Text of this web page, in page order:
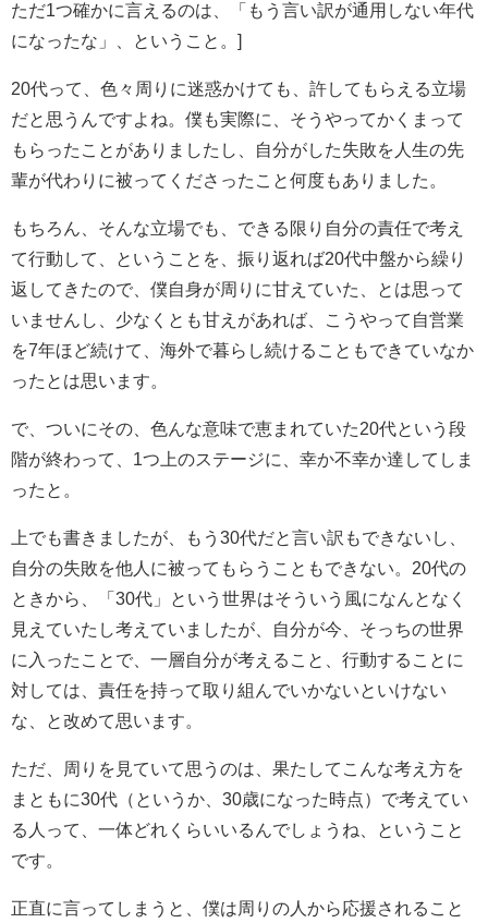
ただ1つ確かに言えるのは、「もう言い訳が通用しない年代
になったな」、ということ。]
20代って、色々周りに迷惑かけても、許してもらえる立場
だと思うんですよね。僕も実際に、そうやってかくまって
もらったことがありましたし、自分がした失敗を人生の先
輩が代わりに被ってくださったこと何度もありました。
もちろん、そんな立場でも、できる限り自分の責任で考え
て行動して、ということを、振り返れば20代中盤から繰り
返してきたので、僕自身が周りに甘えていた、とは思って
いませんし、少なくとも甘えがあれば、こうやって自営業
を7年ほど続けて、海外で暮らし続けることもできていなか
ったとは思います。
で、ついにその、色んな意味で恵まれていた20代という段
階が終わって、1つ上のステージに、幸か不幸か達してしま
ったと。
上でも書きましたが、もう30代だと言い訳もできないし、
自分の失敗を他人に被ってもらうこともできない。20代の
ときから、「30代」という世界はそういう風になんとなく
見えていたし考えていましたが、自分が今、そっちの世界
に入ったことで、一層自分が考えること、行動することに
対しては、責任を持って取り組んでいかないといけない
な、と改めて思います。
ただ、周りを見ていて思うのは、果たしてこんな考え方を
まともに30代（というか、30歳になった時点）で考えてい
る人って、一体どれくらいいるんでしょうね、ということ
です。
正直に言ってしまうと、僕は周りの人から応援されること